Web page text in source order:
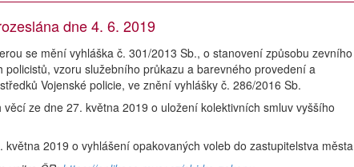
dne 4. 6. 2019
se mění vyhláška č. 301/2013 Sb., o stanovení způsobu zevního
policistů, vzoru služebního průkazu a barevného provedení a
Vojenské policie, ve znění vyhlášky č. 286/2016 Sb.
ze dne 27. května 2019 o uložení kolektivních smluv vyššího
května 2019 o vyhlášení opakovaných voleb do zastupitelstva města